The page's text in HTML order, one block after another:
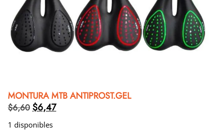
MONTURA MTB ANTIPROST.GEL
$6,60 $6,47
1 disponibles